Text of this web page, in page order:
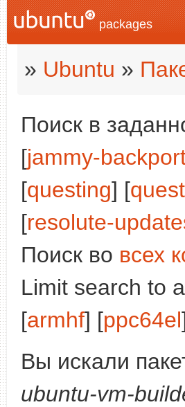
packages
» Ubuntu »
Поиск в
[jammy-
[questing] [
[resolute-
Поиск во всех
Limit search to
[armhf] [ppc64el
Вы искали
ubuntu-vm-